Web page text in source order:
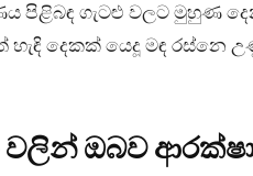
පිළිබඳ ගැටළු වලට මුහුණ
දෙකක් යෙදූ මඳ රස්නෙ
ඔබව